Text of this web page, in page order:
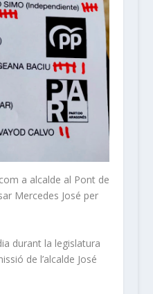
a alcalde al Pont de
Mercedes José per
durant la legislatura
de l’alcalde José